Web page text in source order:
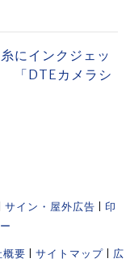
にインクジェッ
「DTEカメラシ
サイン・屋外広告
印
概要 サイトマップ 広